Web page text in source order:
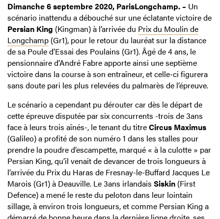
Dimanche 6 septembre 2020, ParisLongchamp. – Un
scénario inattendu a débouché sur une éclatante victoire de
Persian King (Kingman) à l’arrivée du Prix du Moulin de
Longchamp (Gr1), pour le retour du lauréat sur la distance
de sa Poule d’Essai des Poulains (Gr1). Âgé de 4 ans, le
pensionnaire d’André Fabre apporte ainsi une septième
victoire dans la course à son entraîneur, et celle-ci figurera
sans doute pari les plus relevées du palmarès de l’épreuve.
Le scénario a cependant pu dérouter car dès le départ de
cette épreuve disputée par six concurrents -trois de 3ans
face à leurs trois aînés-, le tenant du titreCircus Maximus
(Galileo) a profité de son numéro 1 dans les stalles pour
prendre la poudre d’escampette, marqué « à la culotte » par
Persian King, qu’il venait de devancer de trois longueurs à
l’arrivée du Prix du Haras de Fresnay-le-Buffard Jacques Le
Marois (Gr1) à Deauville. Le 3ans irlandais Siskin (First
Defence) a mené le reste du peloton dans leur lointain
sillage, à environ trois longueurs, et comme Persian King a